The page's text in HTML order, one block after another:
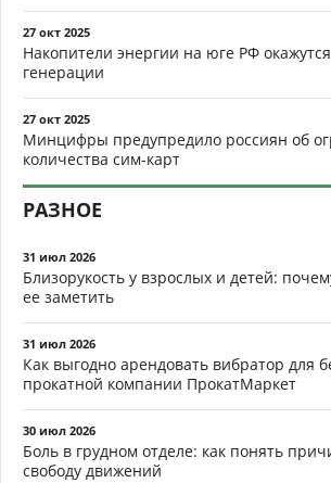
27 окт 2025
Накопители энергии на юге РФ
генерации
27 окт 2025
Минцифры предупредило россиян об
количества сим-карт
РАЗНОЕ
31 июл 2026
Близорукость у взрослых и детей:
ее заметить
31 июл 2026
Как выгодно арендовать вибратор для
прокатной компании ПрокатМаркет
30 июл 2026
Боль в грудном отделе: как понять
свободу движений